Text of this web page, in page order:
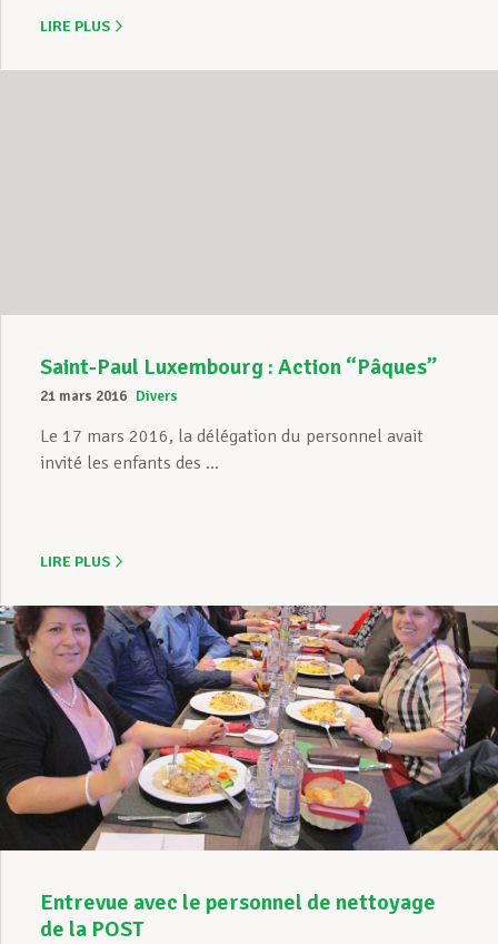
LIRE PLUS
Saint-Paul Luxembourg : Action “Pâques”
21 mars 2016 Divers
Le 17 mars 2016, la délégation du personnel avait
invité les enfants des ...
LIRE PLUS
Entrevue avec le personnel de nettoyage
de la POST